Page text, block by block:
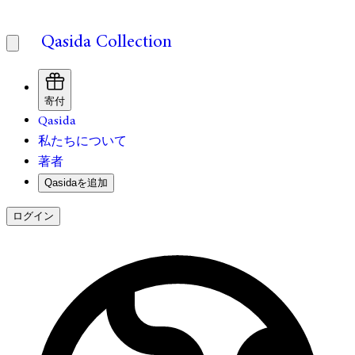
Qasida Collection
寄付
Qasida
私たちについて
著者
Qasidaを追加
ログイン